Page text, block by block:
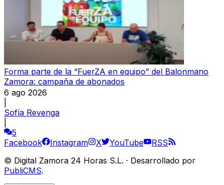
Forma parte de la “FuerZA en equipo” del Balonmano
Zamora: campaña de abonados
6 ago 2026
Sofía Revenga
5
Facebook
Instagram X YouTube
RSS
© Digital Zamora 24 Horas S.L. · Desarrollado por
PubliCMS.